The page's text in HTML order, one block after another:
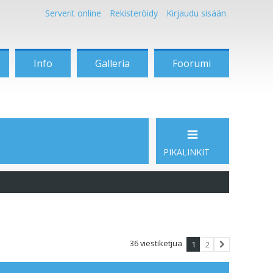
Serverit online Rekisteröidy Kirjaudu sisään
Info Galleria Foorumi
PIKALINKIT
36 viestiketjua 1
2